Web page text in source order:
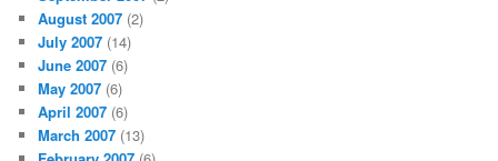
August 2007 (2)
July 2007 (14)
June 2007 (6)
May 2007 (6)
April 2007 (6)
March 2007 (13)